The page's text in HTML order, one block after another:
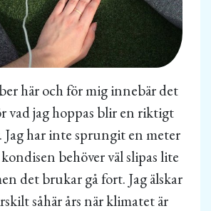
här och för mig innebär det
vad jag hoppas blir en riktigt
Jag har inte sprungit en meter
behöver väl slipas lite
det brukar gå fort. Jag älskar
såhär års när klimatet är